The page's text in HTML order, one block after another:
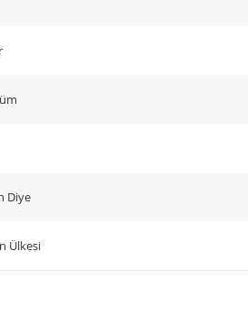
Diye
Ülkesi